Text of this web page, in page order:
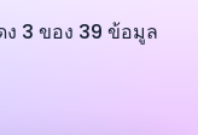
ง 3 ของ 39 ข้อมูล